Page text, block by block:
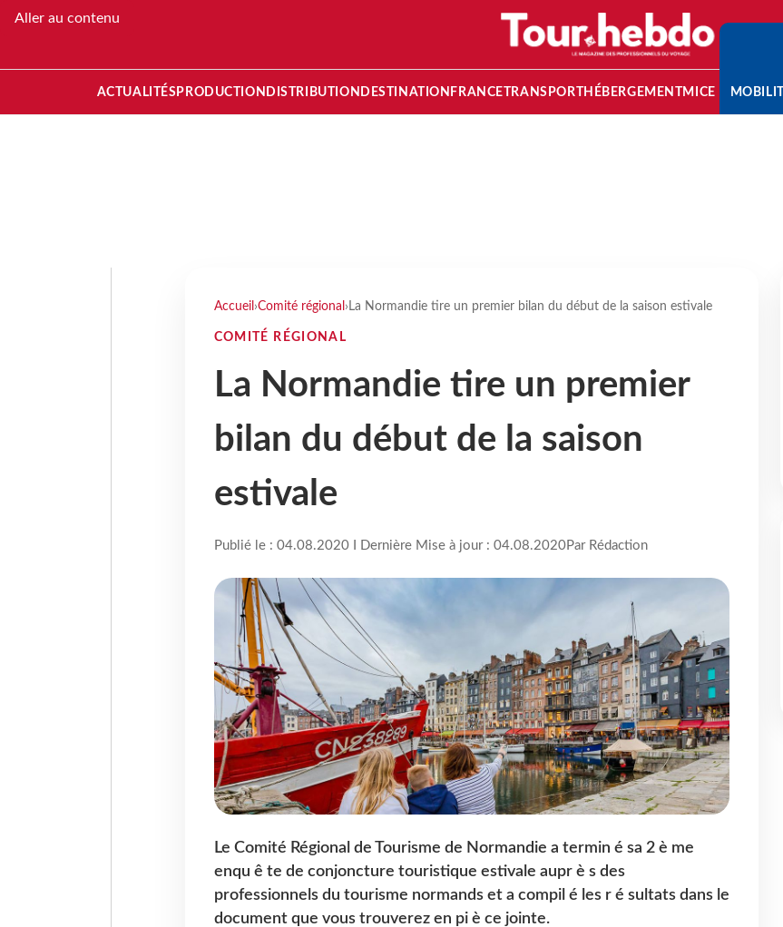
Aller au contenu
ACTUALITÉS PRODUCTION DISTRIBUTION DESTINATION FRANCETRANSPORT HÉBERGEMENTMICE
Accueil ›Comité régional › La Normandie tire un premier bilan du début de la saison estivale
COMITÉ RÉGIONAL
La Normandie tire un premier
bilan du début de la saison
estivale
Publié le : 04.08.2020 I Dernière Mise à jour : 04.08.2020Par Rédaction
Le Comité Régional de Tourisme de Normandie a termin é sa 2 è me
enqu ê te de conjoncture touristique estivale aupr è s des
professionnels du tourisme normands et a compil é les r é sultats dans le
document que vous trouverez en pi è ce jointe.